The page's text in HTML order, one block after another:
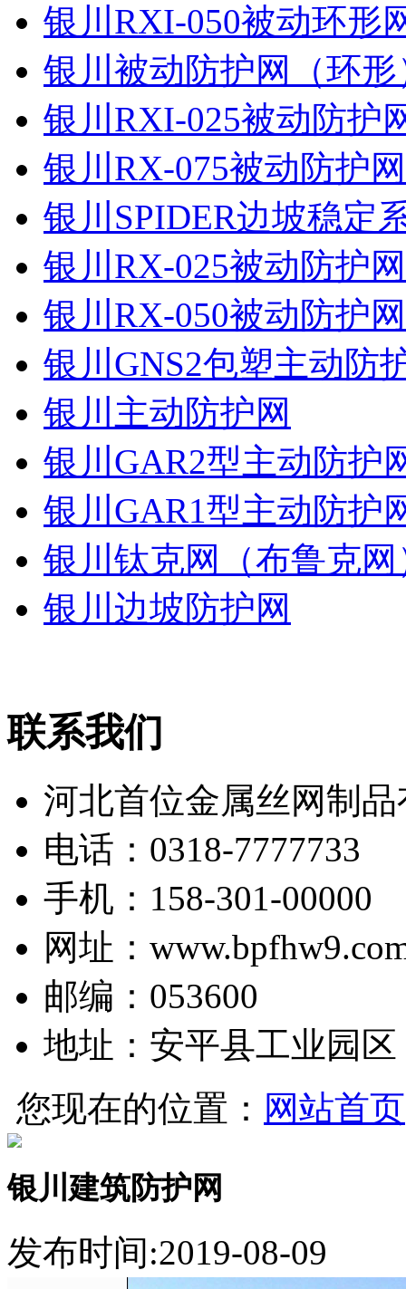
银川RXI-050被动环形
银川被动防护网（环形
银川RXI-025被动防护
银川RX-075被动防护
银川SPIDER边坡稳定
银川RX-025被动防护
银川RX-050被动防护
银川GNS2包塑主动防
银川主动防护网
银川GAR2型主动防护
银川GAR1型主动防护
银川钛克网（布鲁克网
银川边坡防护网
联系我们
河北首位金属丝网制
电话：0318-7777733
手机：158-301-00000
网址：
邮编：053600
地址：安平县工业园区
您现在的位置： 网站首页
银川建筑防护网
发布时间:2019-08-09